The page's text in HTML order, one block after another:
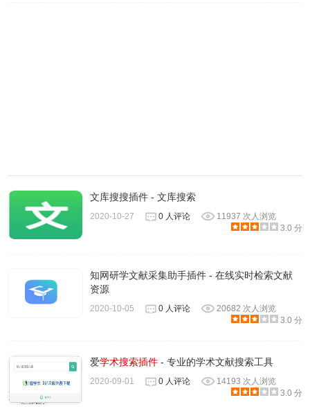
NoteExpress指定文件夹。
文库搜搜插件 - 文库搜索
2020-10-27 0 人评论
11937 次人浏览
3.0 分
知网研学文献采集助手插件 - 在线实时检索文献
资源
2020-10-05 0 人评论
20682 次人浏览
3.0 分
爱学术搜索插件 - 专业的学术文献搜索工具
2020-09-01 0 人评论
14193 次人浏览
3.0 分